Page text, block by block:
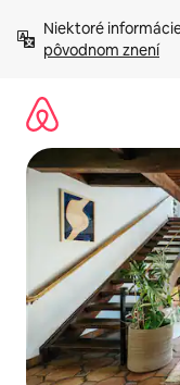
obsah.
Niektoré
pôvodnom znení